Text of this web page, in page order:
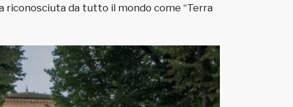
riconosciuta da tutto il mondo come “Terra